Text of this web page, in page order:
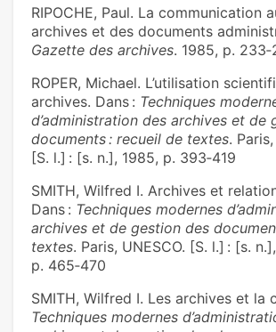
RIPOCHE, Paul. La communication
archives et des documents
Gazette des archives. 1985, p.
ROPER, Michael. L’utilisation
archives. Dans : Techniques
d’administration des archives et de
documents : recueil de textes.
[S. l.] : [s. n.], 1985, p. 393‑419
SMITH, Wilfred I. Archives et
Dans : Techniques modernes
archives et de gestion des
textes. Paris, UNESCO. [S. l.] : [s.
p. 465‑470
SMITH, Wilfred I. Les archives et la
Techniques modernes